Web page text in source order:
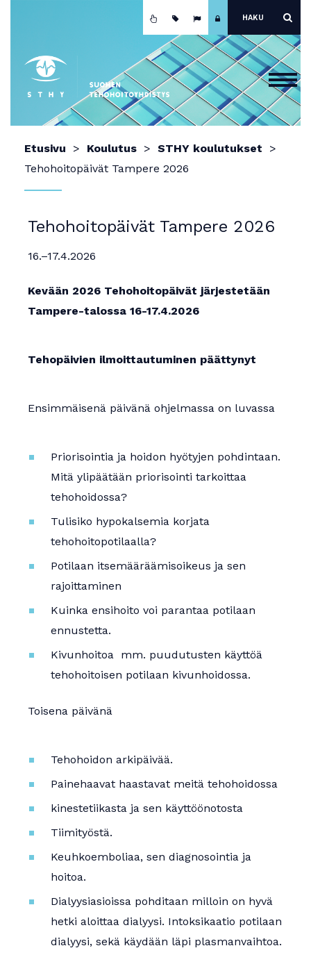
Ajankohtaista
Yhdistys
Koulutus
Etusivu Koulutus
STHY koulutukset
Tehohoitopäivät Tampere 2026
Tehohoitopäivät Tampere 2026
16.–17.4.2026
Kevään 2026 Tehohoitopäivät järjestetään
Tampere-talossa 16-17.4.2026
Tehopäivien ilmoittautuminen päättynyt
Ensimmäisenä päivänä ohjelmassa on luvassa
Priorisointia ja hoidon hyötyjen pohdintaan.
Mitä ylipäätään priorisointi tarkoittaa
tehohoidossa?
Tulisiko hypokalsemia korjata
tehohoitopotilaalla?
Potilaan itsemääräämisoikeus ja sen
rajoittaminen
Kuinka ensihoito voi parantaa potilaan
ennustetta.
Kivunhoitoa mm. puudutusten käyttöä
tehohoitoisen potilaan kivunhoidossa.
Toisena päivänä
Tehohoidon arkipäivää.
Painehaavat haastavat meitä tehohoidossa
kinestetiikasta ja sen käyttöönotosta
Tiimityöstä.
Keuhkoemboliaa, sen diagnosointia ja
hoitoa.
Dialyysiasioissa pohditaan milloin on hyvä
hetki aloittaa dialyysi. Intoksikaatio potilaan
dialyysi, sekä käydään läpi plasmanvaihtoa.